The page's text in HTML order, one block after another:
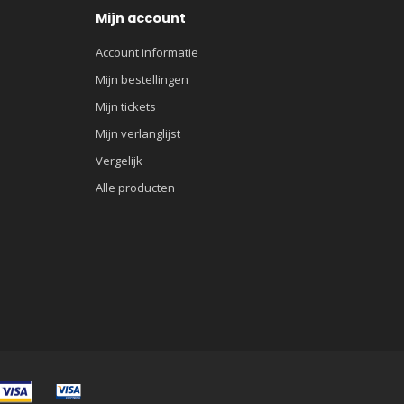
Mijn account
Account informatie
Mijn bestellingen
Mijn tickets
Mijn verlanglijst
Vergelijk
Alle producten